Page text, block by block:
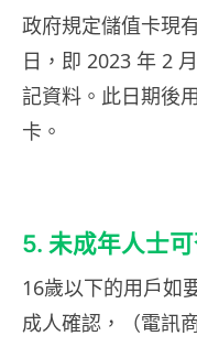
政府規定儲值卡現
日，即 2023 年 2
記資料。此日期後
卡。
5. 未成年人士
16歲以下的用戶如
成人確認，（電訊